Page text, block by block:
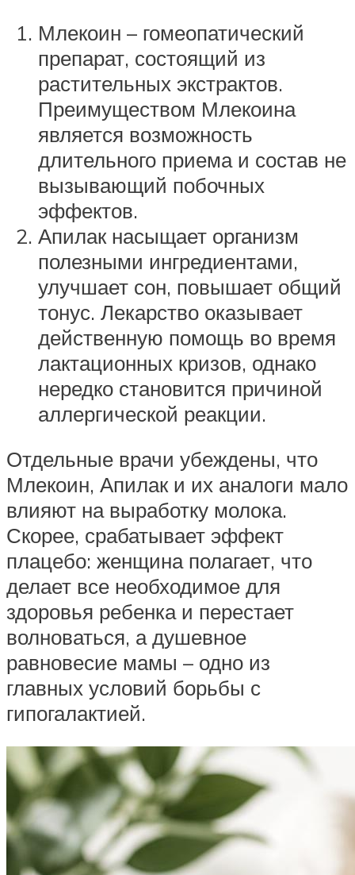
Млекоин – гомеопатический
препарат, состоящий из
растительных экстрактов.
Преимуществом Млекоина
является возможность
длительного приема и состав не
вызывающий побочных
эффектов.
Апилак насыщает организм
полезными ингредиентами,
улучшает сон, повышает общий
тонус. Лекарство оказывает
действенную помощь во время
лактационных кризов, однако
нередко становится причиной
аллергической реакции.
Отдельные врачи убеждены, что
Млекоин, Апилак и их аналоги мало
влияют на выработку молока.
Скорее, срабатывает эффект
плацебо: женщина полагает, что
делает все необходимое для
здоровья ребенка и перестает
волноваться, а душевное
равновесие мамы – одно из
главных условий борьбы с
гипогалактией.